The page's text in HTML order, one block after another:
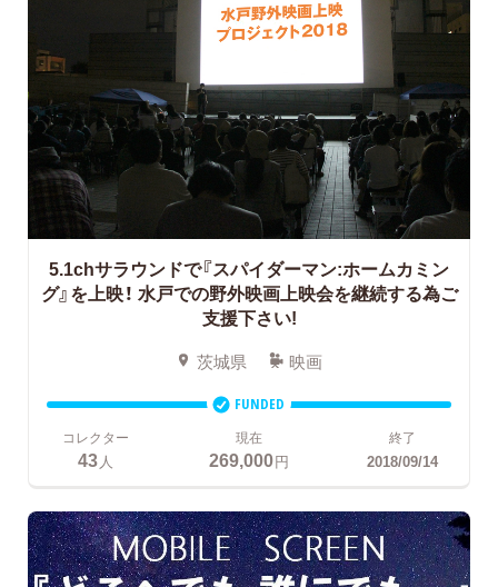
5.1chサラウンドで『スパイダーマン:ホームカミン
グ』を上映！ 水戸での野外映画上映会を継続する為ご
支援下さい!
茨城県 映画
FUNDED
コレクター
43人
現在
269,000円
終了
2018/09/14